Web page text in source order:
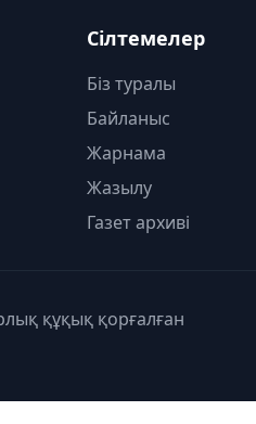
Сілтемелер
Біз туралы
Байланыс
Жарнама
Жазылу
Газет архиві
құқық қорғалған